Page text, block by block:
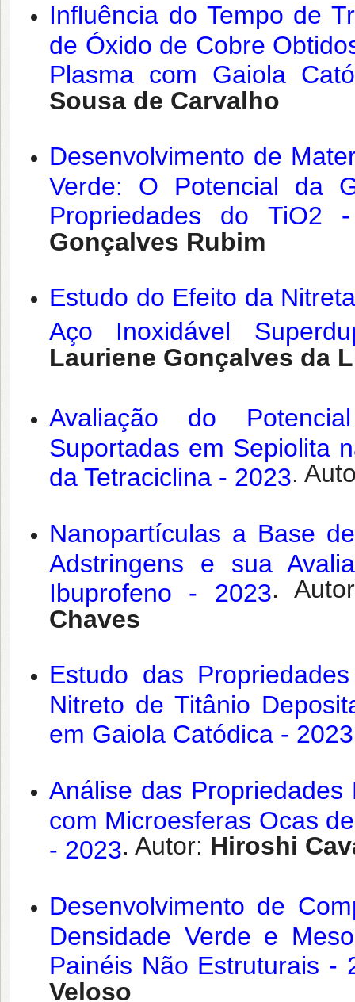
Influência do Tempo de
de Óxido de Cobre
Plasma com Gaiola
Sousa de Carvalho
Desenvolvimento de
Verde: O Potencial da
Propriedades do TiO2
Gonçalves Rubim
Estudo do Efeito da
Aço Inoxidável
Lauriene Gonçalves da
Avaliação do
Suportadas em Sepiolita
da Tetraciclina - 2023.
Nanopartículas a Base
Adstringens e sua
Ibuprofeno - 2023.
Chaves
Estudo das
Nitreto de Titânio
em Gaiola Catódica - 2023
Análise das
com Microesferas Ocas
- 2023. Autor: Hiroshi
Desenvolvimento de
Densidade Verde e
Painéis Não Estruturais -
Veloso